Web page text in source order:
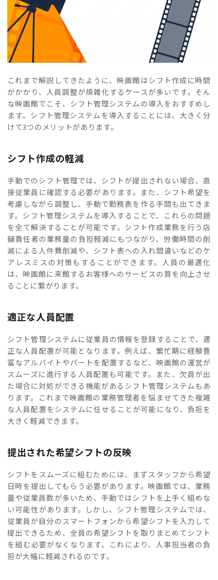
これまで解説してきたように、映画館はシフト作成に時間
がかかり、人員調整が煩雑化するケースが多いです。そん
な映画館でこそ、シフト管理システムの導入をおすすめし
ます。シフト管理システムを導入することには、大きく分
けて3つのメリットがあります。
シフト作成の軽減
手動でのシフト管理では、シフトが提出されない場合、直
接従業員に確認する必要があります。また、シフト希望を
考慮しながら調整し、手動で勤務表を作る手間も出てきま
す。シフト管理システムを導入することで、これらの問題
を全て解決することが可能です。シフト作成業務を行う店
舗責任者の業務量の負担軽減にもつながり、労働時間の削
減による人件費削減や、シフト表への入れ間違いなどのケ
アレスミスの対策もすることができます。人員の最適化
は、映画館に来館するお客様へのサービスの質を向上させ
ることに繋がります。
適正な人員配置
シフト管理システムに従業員の情報を登録することで、適
正な人員配置が可能となります。例えば、繁忙期に経験豊
富なアルバイトやパートを配置するなど、映画館の運営が
スムーズに進行する人員配置も可能です。また、欠員が出
た場合に対処ができる機能があるシフト管理システムもあ
ります。これまで映画館の業務管理者を悩ませてきた複雑
な人員配置をシステムに任せることが可能になり、負担を
大きく軽減できます。
提出された希望シフトの反映
シフトをスムーズに組むためには、まずスタッフから希望
日時を提出してもらう必要があります。映画館では、業務
量や従業員数が多いため、手動ではシフトを上手く組めな
い可能性があります。しかし、シフト管理システムでは、
従業員が自分のスマートフォンから希望シフトを入力して
提出できるため、全員の希望シフトを取りまとめてシフト
を組む必要がなくなります。これにより、人事担当者の負
担が大幅に軽減されるのです。